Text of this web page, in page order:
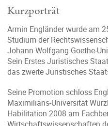
Kurzporträt
Armin Engländer wurde am
Studium der
Johann Wolfgang Goethe-
Sein Erstes Juristisches
das zweite Juristisches
Seine Promotion schloss
Maximilians-Universität
Habilitation 2008 am